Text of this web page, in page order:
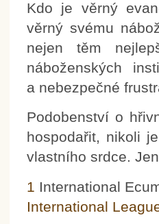
Kdo je věrný
věrný svému
nejen těm
náboženských
a nebezpečné
Podobenství o
hospodařit, nikoli
vlastního srdce.
1 International
International